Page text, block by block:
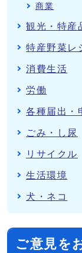
商業
観光・特産
特産野菜レ
消費生活
労働
各種届出・
ごみ・し尿
リサイクル
生活環境
犬・ネコ
ご意見を